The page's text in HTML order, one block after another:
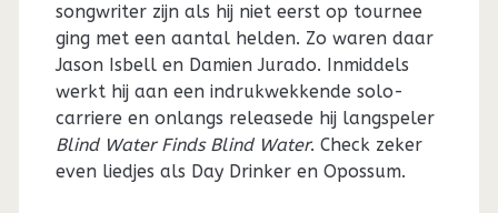
songwriter zijn als hij niet eerst op tournee
ging met een aantal helden. Zo waren daar
Jason Isbell en Damien Jurado. Inmiddels
werkt hij aan een indrukwekkende solo-
carriere en onlangs releasede hij langspeler
Blind Water Finds Blind Water. Check zeker
even liedjes als Day Drinker en Opossum.